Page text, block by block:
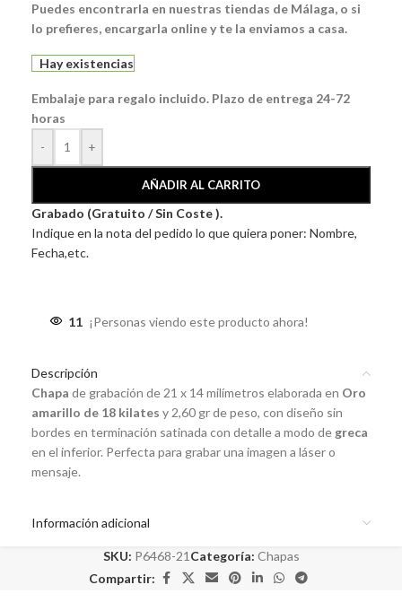
Puedes encontrarla en nuestras tiendas de Málaga, o si
lo prefieres, encargarla online y te la enviamos a casa.
Hay existencias
Embalaje para regalo incluido. Plazo de entrega 24-72
horas
-
+
AÑADIR AL CARRITO
Grabado (Gratuito / Sin Coste ).
Indique en la nota del pedido lo que quiera poner: Nombre,
Fecha,etc.
11 ¡Personas viendo este producto ahora!
Descripción
Chapa de grabación de 21 x 14 milímetros elaborada en Oro
amarillo de 18 kilates y 2,60 gr de peso, con diseño sin
bordes en terminación satinada con detalle a modo de greca
en el inferior. Perfecta para grabar una imagen a láser o
mensaje.
Información adicional
SKU: P6468-21 Categoría: Chapas
Compartir: